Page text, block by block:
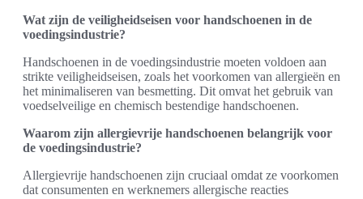
Wat zijn de veiligheidseisen voor handschoenen in de
voedingsindustrie?
Handschoenen in de voedingsindustrie moeten voldoen aan
strikte veiligheidseisen, zoals het voorkomen van allergieën en
het minimaliseren van besmetting. Dit omvat het gebruik van
voedselveilige en chemisch bestendige handschoenen.
Waarom zijn allergievrije handschoenen belangrijk voor
de voedingsindustrie?
Allergievrije handschoenen zijn cruciaal omdat ze voorkomen
dat consumenten en werknemers allergische reacties